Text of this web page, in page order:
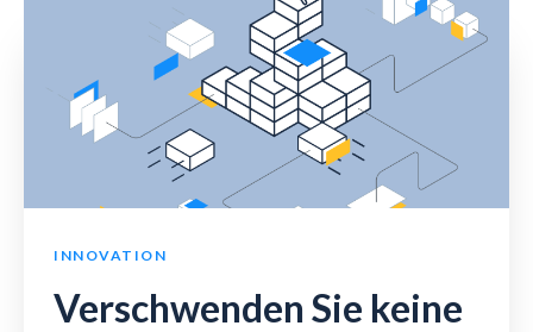
INNOVATION
Verschwenden Sie keine